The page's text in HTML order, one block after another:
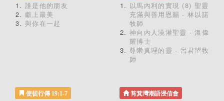
誰是他的朋友
獻上最美
與你在一起
以馬內利的實現 (8) 聖靈
充滿與善用恩賜 - 林以諾
牧師
神向內人澆灌聖靈 - 溫偉
耀博士
尊崇真理的靈 - 呂君望牧
師
使徒行傳 19:1-7 筲箕灣潮語浸信會